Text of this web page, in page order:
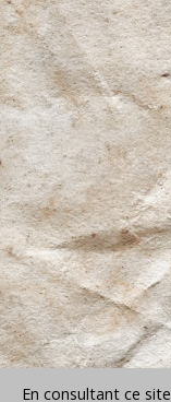
En consultant ce